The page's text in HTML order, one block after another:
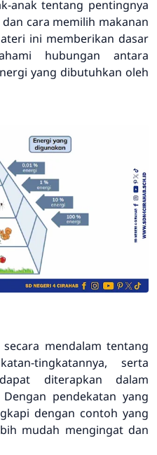
anak tentang pentingnya
cara memilih makanan
ini memberikan dasar
hubungan antara
yang dibutuhkan oleh
mendalam tentang
tingkatannya, serta
diterapkan dalam
pendekatan yang
dengan contoh yang
mudah mengingat dan